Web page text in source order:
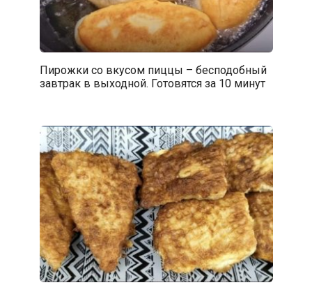
Пирожки со вкусом пиццы – бесподобный
завтрак в выходной. Готовятся за 10 минут